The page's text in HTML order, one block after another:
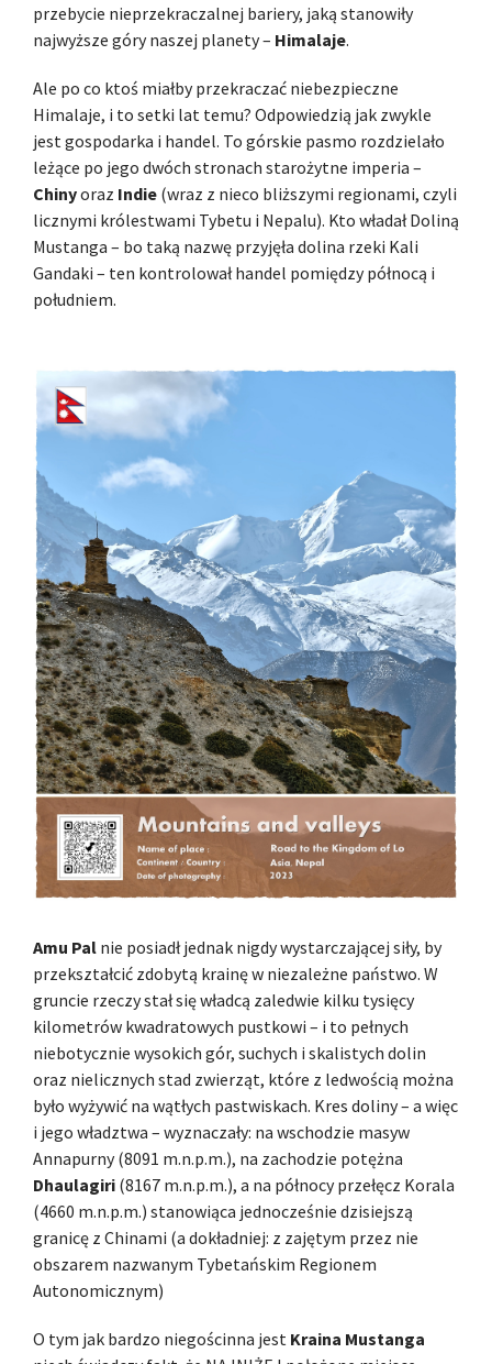
przebycie nieprzekraczalnej bariery, jaką stanowiły
najwyższe góry naszej planety – Himalaje.
Ale po co ktoś miałby przekraczać niebezpieczne
Himalaje, i to setki lat temu? Odpowiedzią jak zwykle
jest gospodarka i handel. To górskie pasmo rozdzielało
leżące po jego dwóch stronach starożytne imperia –
Chinyoraz Indie (wraz z nieco bliższymi regionami, czyli
licznymi królestwami Tybetu i Nepalu). Kto władał Doliną
Mustanga – bo taką nazwę przyjęła dolina rzeki Kali
Gandaki – ten kontrolował handel pomiędzy północą i
południem.
Amu Pal nie posiadł jednak nigdy wystarczającej siły, by
przekształcić zdobytą krainę w niezależne państwo. W
gruncie rzeczy stał się władcą zaledwie kilku tysięcy
kilometrów kwadratowych pustkowi – i to pełnych
niebotycznie wysokich gór, suchych i skalistych dolin
oraz nielicznych stad zwierząt, które z ledwością można
było wyżywić na wątłych pastwiskach. Kres doliny – a więc
i jego władztwa – wyznaczały: na wschodzie masyw
Annapurny (8091 m.n.p.m.), na zachodzie potężna
Dhaulagiri (8167 m.n.p.m.), a na północy przełęcz Korala
(4660 m.n.p.m.) stanowiąca jednocześnie dzisiejszą
granicę z Chinami (a dokładniej: z zajętym przez nie
obszarem nazwanym Tybetańskim Regionem
Autonomicznym)
O tym jak bardzo niegościnna jest Kraina Mustanga